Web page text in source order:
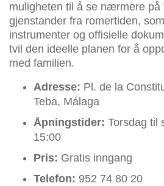
muligheten til å se nærmere på
gjenstander fra romertiden,
instrumenter og offisielle
tvil den ideelle planen for å
med familien.
Adresse: Pl. de la
Teba, Málaga
Åpningstider: Torsdag til
15:00
Pris: Gratis inngang
Telefon: 952 74 80 20